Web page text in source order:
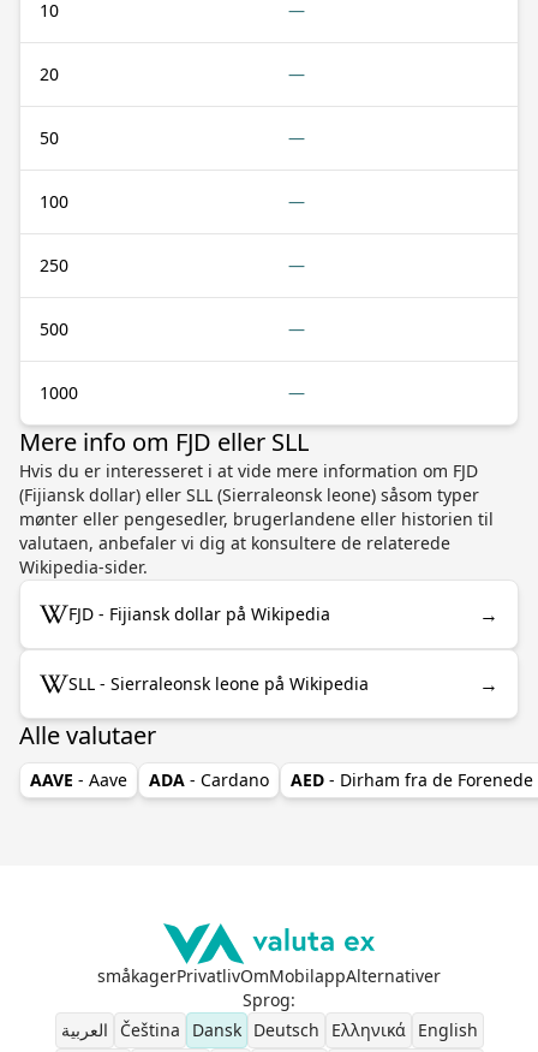
10 —
20 —
50 —
100 —
250 —
500 —
1000 —
Mere info om FJD eller SLL
Hvis du er interesseret i at vide mere information om FJD
(Fijiansk dollar) eller SLL (Sierraleonsk leone) såsom typer
mønter eller pengesedler, brugerlandene eller historien til
valutaen, anbefaler vi dig at konsultere de relaterede
Wikipedia-sider.
FJD - Fijiansk dollar på Wikipedia →
SLL - Sierraleonsk leone på Wikipedia →
Alle valutaer
AAVE - Aave ADA - Cardano AED - Dirham fra de
småkagerPrivatlivOmMobilappAlternativer
Sprog:
العربية
Čeština Dansk Deutsch Ελληνικά English